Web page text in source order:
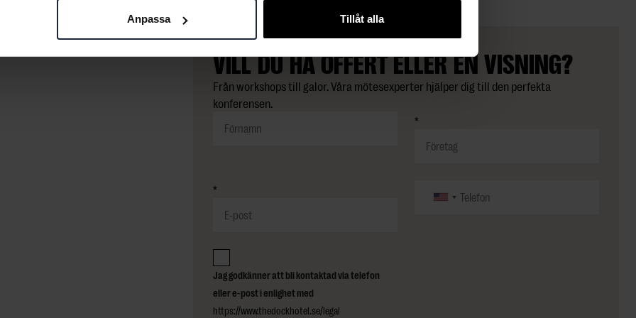
Anpassa Tillåt alla
VILL DU HA OFFERT ELLER EN VISNING?
Från workshops till galor. Våra mötesexperter hjälper dig till den perfekta
konferensen.
*
*
Jag godkänner att bli kontaktad via telefon
eller e-post i enlighet med
https://www.thedockhotel.se/legal